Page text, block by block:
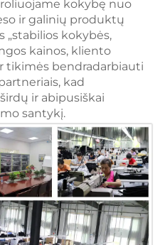
kokybę nuo
ir galinių produktų
„stabilios kokybės,
kainos, kliento
tikimės bendradarbiauti
kad
ir abipusiškai
santykį.